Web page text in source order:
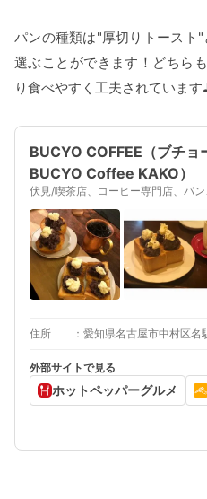
パンの種類は"厚切りトースト
選ぶことができます！どちら
り食べやすく工夫されています
BUCYO COFFEE（ブチョ
BUCYO Coffee KAKO）
伏見/喫茶店、コーヒー専門店、パ
住所 愛知県名古屋市中村区
外部サイトで見る
ホットペッパーグルメ